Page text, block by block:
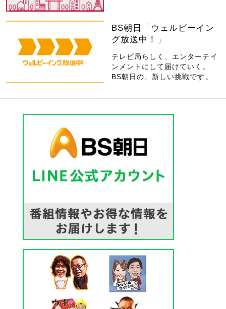
BS朝日「ウェルビーイン
グ放送中！」
テレビ局らしく、エンターテイ
ンメントにして届けていく。
BS朝日の、新しい挑戦です。